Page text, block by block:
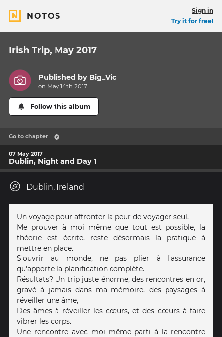
NOTOS
Sign in
Try it for free!
Irish Trip, May 2017
Published by Big_Vic
on May 14th 2017
Follow this album
Go to chapter
07 May 2017
Dublin, Night and Day 1
Dublin, Ireland
Un voyage pour affronter la peur de voyager seul,
Me prouver à moi même que tout est possible, la
théorie est écrite, reste désormais la pratique à
mettre en place.
S'ouvrir au monde, ne pas plier à l'assurance
qu'apporte la planification complète.
Résultats? Un trip juste énorme, des rencontres en or,
gravé à jamais dans ma mémoire, des paysages à
réveiller une âme,
Des âmes à réveiller les cœurs, et des cœurs à faire
vibrer les corps.
Une rencontre avec moi même parti à la rencontre